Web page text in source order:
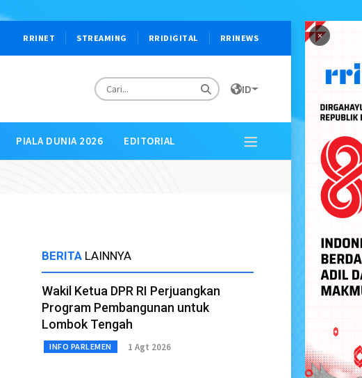
×
RRINET STREAMING RRIDIGITAL RRINEWS
ID
PIALA DUNIA 2026 EDITORIAL
BERITA LAINNYA
Wakil Ketua DPR RI Perjuangkan
Program Pembangunan untuk
Lombok Tengah
INFO PARLEMEN 1 Agt 2026